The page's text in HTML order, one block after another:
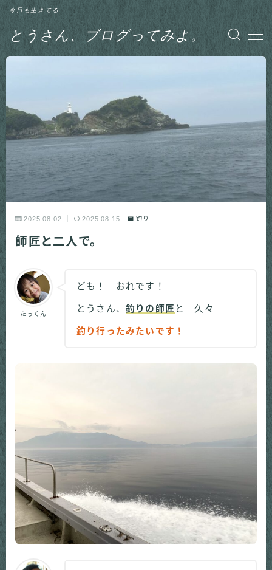
とうさん、ブログってみよ。
今日も生きてる
MENU
日記
釣り
2025.08.02 2025.08.15 釣り
師匠と二人で。
たっくん
ども！ おれです！
とうさん、 釣りの師匠 と 久々
釣り行ったみたいです！